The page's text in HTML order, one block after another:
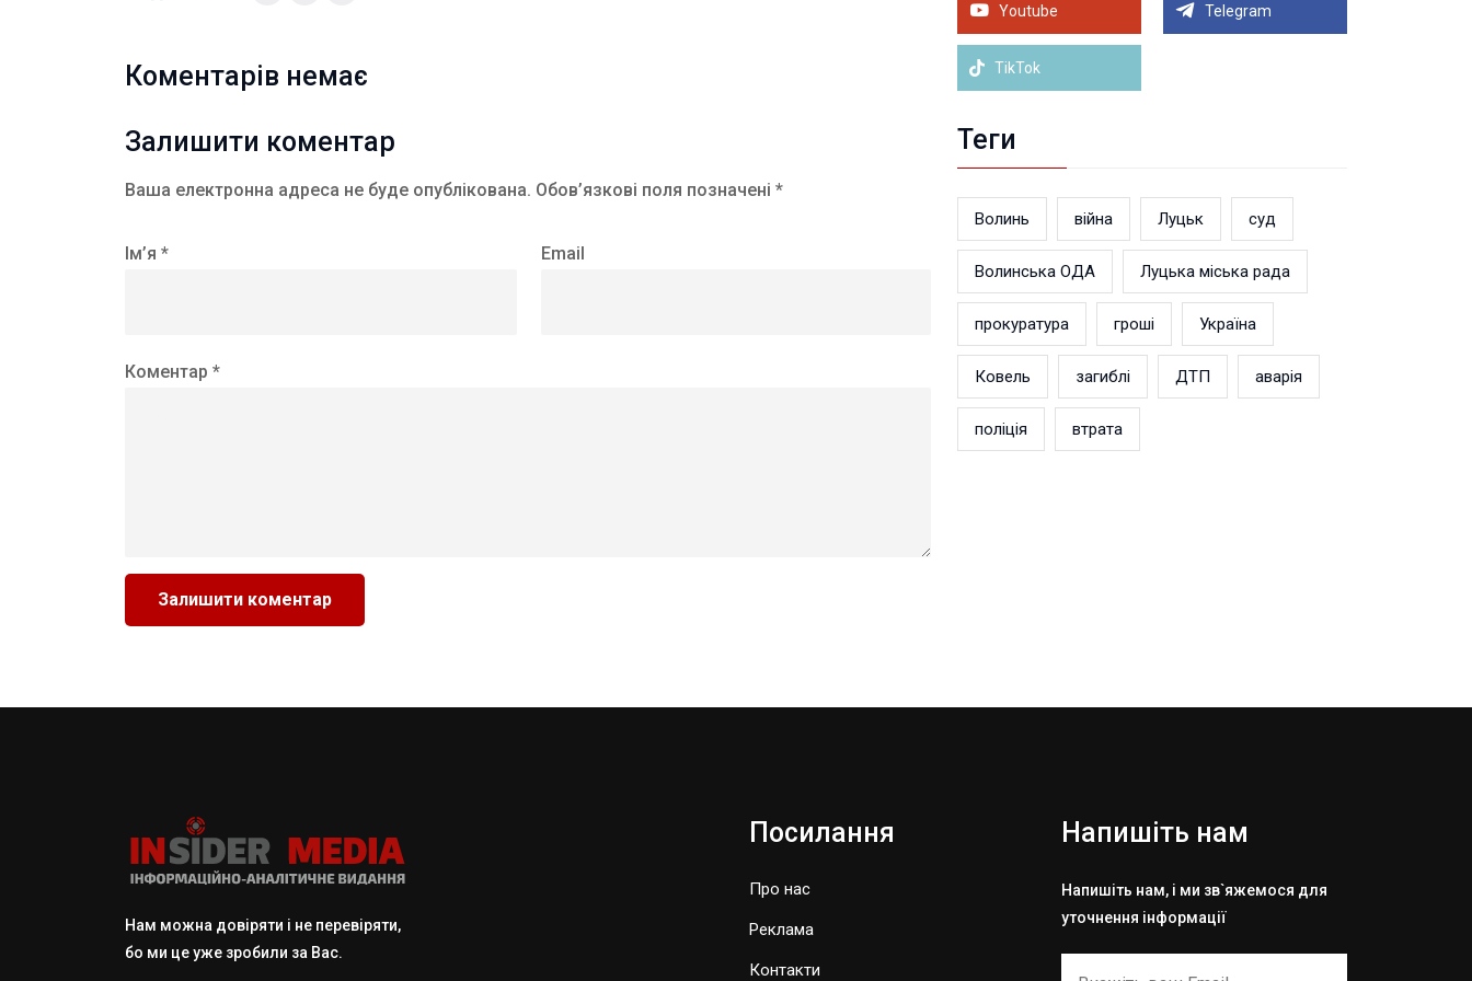
Коментарів немає
Залишити коментар
Ваша електронна адреса не буде опублікована. Обов’язкові поля позначені *
Ім’я * Email
Коментар *
ветеранський простір. ВІДЕО
Більше новин
Youtube Telegram
TikTok
Теги
Волинь війна Луцьк суд
Волинська ОДА Луцька міська рада
прокуратура гроші Україна
Ковель загиблі ДТП аварія
поліція втрата
Нам можна довіряти і не перевіряти,
бо ми це уже зробили за Вас.
Посилання
Про нас
Реклама
Контакти
Напишіть нам
Напишіть нам, і ми зв`яжемося для
уточнення інформації